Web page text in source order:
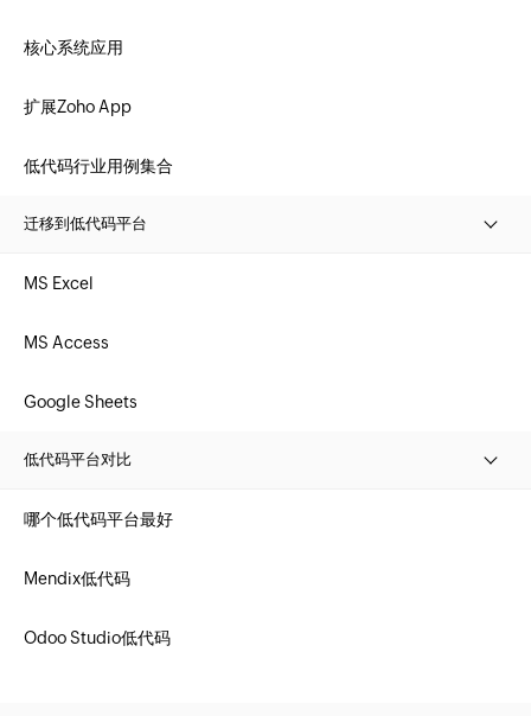
核心系统应用
扩展Zoho App
低代码行业用例集合
迁移到低代码平台
MS Excel
MS Access
Google Sheets
低代码平台对比
哪个低代码平台最好
Mendix低代码
Odoo Studio低代码